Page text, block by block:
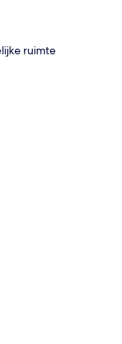
ruimte